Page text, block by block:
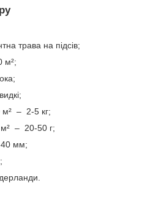
трава на підсів;
м²;
м² – 2-5 кг;
м² – 20-50 г;
40 мм;